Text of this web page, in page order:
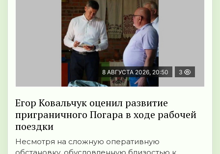
8 АВГУСТА 2026, 20:50 3
Егор Ковальчук оценил развитие
приграничного Погара в ходе рабочей
поездки
Несмотря на сложную оперативную